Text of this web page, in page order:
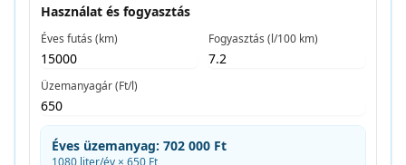
Használat és fogyasztás
Éves futás (km) Fogyasztás (l/100 km)
Üzemanyagár (Ft/l)
Éves üzemanyag: 702 000 Ft
1080 liter/év × 650 Ft